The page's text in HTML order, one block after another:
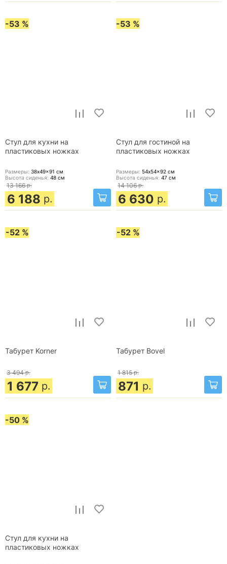
-53 %
Стул для кухни на
пластиковых ножках
Размеры: 38x49x91 см
Высота сиденья: 48 см
13 166 р.
6 188 р.
-53 %
Стул для гостиной на
пластиковых ножках
Размеры: 54x54x92 см
Высота сиденья: 47 см
14 106 р.
6 630 р.
-52 %
Табурет Korner
3 494 р.
1 677 р.
-52 %
Табурет Bovel
1 815 р.
871 р.
-50 %
Стул для кухни на
пластиковых ножках